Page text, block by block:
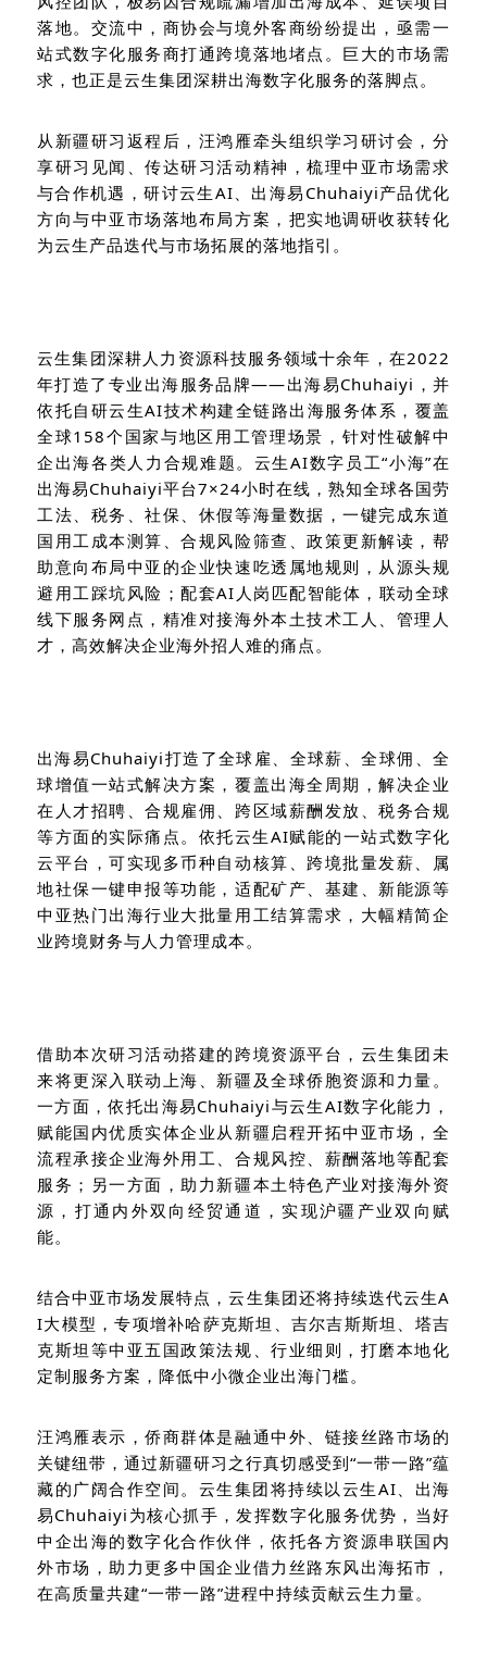
落地。 交流中 ，商协会与境外客商纷纷提出，亟需一
站式数字化服务商打通跨境落地堵点。巨大的市场需
求， 也正是云生集团深耕出海数字化服务的落脚点。
从新疆研习 返程后，汪鸿雁牵头组织学习研讨会 ，分
享研习见闻、传达研习活动精神，梳理中亚市场需求
与合作机遇，研讨云生AI、出海易 Chuhaiyi产品优化
方向与中亚市场落地布局方案，把实地调研收获转化
为云生产品迭代与市场拓展的落地指引。
云生集团深耕人力资源科技服务领域十余年 ， 在2022
年打造了 专业出海服务品牌——出海易Chuhaiyi ，并
依托自研云生AI技术构建全链路出海服务体系，覆盖
全球158个国家与地区用工管理场景，针对性破解中
企出海各类人力合规难题。云生AI数字员工“小海”在
出海易Chuhaiyi平台7×24小时在线 ，熟知全球各国劳
工法、税务、社保、休假等海量数据，一键完成东道
国用工成本测算、合规风险筛查、政策更新解读，帮
助意向布局中亚的企业快速吃透属地规则，从源头规
避用工踩坑风险；配套AI 人岗匹配智能体 ，联动全球
线下服务网点，精准对接海外本土技术工人、管理人
才，高效解决企业海外招人难的痛点。
出海易Chuhaiyi打造 了全球雇、全球薪、全球佣、全
球增值一站式解决方案 ，覆盖出海全周期 ，解决企业
在人才招聘、合规雇佣、跨区域薪酬发放、税务合规
等方面的实际痛点。 依托云生AI赋能的一站式数字化
云平台 ，可实现多币种自动核算、跨境批量发薪、属
地社保一键申报等功能 ，适配矿产、基建、新能源等
中亚热门出海行业大批量用工结算需求，大幅精简企
业跨境财务与人力管理成本。
借助本次研习活动搭建的跨境资源平台，云生集团未
来将更深入联动上海、新疆及全球侨胞资源和力量。
一方面，依托出海易Chuhaiyi与云生AI数字化能力，
赋能国内优质实体企业从新疆启程开拓中亚市场，全
流程承接企业海外用工、合规风控、薪酬落地等配套
服务；另一方面，助力新疆本土特色产业对接海外资
源，打通内外双向经贸通道，实现沪疆产业双向赋
能。
结合中亚市场发展特点，云生集团还将持续迭代云生A
I大模型，专项增补哈萨克斯坦、吉尔吉斯斯坦、塔吉
克斯坦等中亚五国政策法规、行业细则，打磨本地化
定制服务方案，降低中小微企业出海门槛。
汪鸿雁表示，侨商群体是融通中外、链接丝路市场的
关键纽带， 通过新疆研习 之行真切感受到“一带一路”蕴
藏的广阔合作空间。云生集团将持续以云生AI
出海
易Chuhaiyi 为核心抓手，发挥数字化服务优势，当好
中企出海的数字化合作伙伴，依托各方资源串联国内
外市场，助力更多中国企业借力丝路东风出海拓市，
在高质量共建“一带一路”进程中持续贡献云生力量。